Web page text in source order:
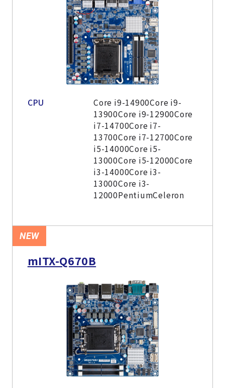
CPU
Core i9-14900Core i9-
13900Core i9-12900Core
i7-14700Core i7-
13700Core i7-12700Core
i5-14000Core i5-
13000Core i5-12000Core
i3-14000Core i3-
13000Core i3-
12000PentiumCeleron
NEW
mITX-Q670B